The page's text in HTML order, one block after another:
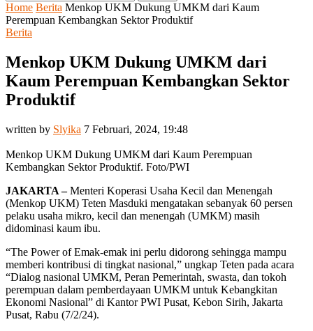
Home Berita Menkop UKM Dukung UMKM dari Kaum
Perempuan Kembangkan Sektor Produktif
Berita
Menkop UKM Dukung UMKM dari
Kaum Perempuan Kembangkan Sektor
Produktif
written by Slyika 7 Februari, 2024, 19:48
Menkop UKM Dukung UMKM dari Kaum Perempuan
Kembangkan Sektor Produktif. Foto/PWI
JAKARTA –Menteri Koperasi Usaha Kecil dan Menengah
(Menkop UKM) Teten Masduki mengatakan sebanyak 60 persen
pelaku usaha mikro, kecil dan menengah (UMKM) masih
didominasi kaum ibu.
“The Power of Emak-emak ini perlu didorong sehingga mampu
memberi kontribusi di tingkat nasional,” ungkap Teten pada acara
“Dialog nasional UMKM, Peran Pemerintah, swasta, dan tokoh
perempuan dalam pemberdayaan UMKM untuk Kebangkitan
Ekonomi Nasional” di Kantor PWI Pusat, Kebon Sirih, Jakarta
Pusat, Rabu (7/2/24).